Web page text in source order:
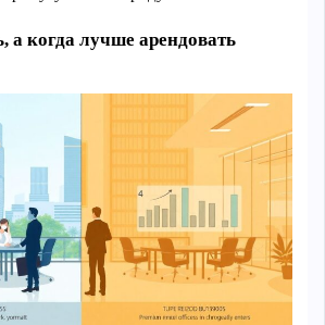
а когда лучше арендовать